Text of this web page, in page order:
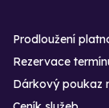
Prodloužení
Rezervace
Dárkový poukaz